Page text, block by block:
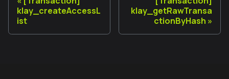
klay_createAccessL
ist
klay_getRawTransa
ctionByHash